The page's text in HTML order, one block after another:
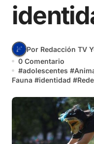
Por Redacción TV
0 Comentario
#adolescentes #
Fauna #identidad #